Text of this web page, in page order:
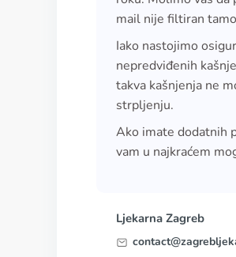
mail nije filtiran
Iako nastojimo
nepredviđenih
takva kašnjenja ne
strpljenju.
Ako imate dodatnih
vam u najkraćem
Ljekarna Zagreb